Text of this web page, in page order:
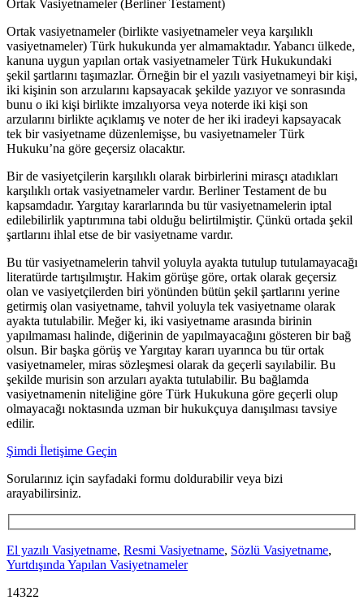
Ortak Vasiyetnameler (Berliner Testament)
Ortak vasiyetnameler (birlikte vasiyetnameler veya karşılıklı
vasiyetnameler) Türk hukukunda yer almamaktadır. Yabancı ülkede,
kanuna uygun yapılan ortak vasiyetnameler Türk Hukukundaki
şekil şartlarını taşımazlar. Örneğin bir el yazılı vasiyetnameyi bir kişi,
iki kişinin son arzularını kapsayacak şekilde yazıyor ve sonrasında
bunu o iki kişi birlikte imzalıyorsa veya noterde iki kişi son
arzularını birlikte açıklamış ve noter de her iki iradeyi kapsayacak
tek bir vasiyetname düzenlemişse, bu vasiyetnameler Türk
Hukuku’na göre geçersiz olacaktır.
Bir de vasiyetçilerin karşılıklı olarak birbirlerini mirasçı atadıkları
karşılıklı ortak vasiyetnameler vardır. Berliner Testament de bu
kapsamdadır. Yargıtay kararlarında bu tür vasiyetnamelerin iptal
edilebilirlik yaptırımına tabi olduğu belirtilmiştir. Çünkü ortada şekil
şartlarını ihlal etse de bir vasiyetname vardır.
Bu tür vasiyetnamelerin tahvil yoluyla ayakta tutulup tutulamayacağı
literatürde tartışılmıştır. Hakim görüşe göre, ortak olarak geçersiz
olan ve vasiyetçilerden biri yönünden bütün şekil şartlarını yerine
getirmiş olan vasiyetname, tahvil yoluyla tek vasiyetname olarak
ayakta tutulabilir. Meğer ki, iki vasiyetname arasında birinin
yapılmaması halinde, diğerinin de yapılmayacağını gösteren bir bağ
olsun. Bir başka görüş ve Yargıtay kararı uyarınca bu tür ortak
vasiyetnameler, miras sözleşmesi olarak da geçerli sayılabilir. Bu
şekilde murisin son arzuları ayakta tutulabilir. Bu bağlamda
vasiyetnamenin niteliğine göre Türk Hukukuna göre geçerli olup
olmayacağı noktasında uzman bir hukukçuya danışılması tavsiye
edilir.
Şimdi İletişime Geçin
Sorularınız için sayfadaki formu doldurabilir veya bizi
arayabilirsiniz.
El yazılı Vasiyetname, Resmi Vasiyetname, Sözlü Vasiyetname,
Yurtdışında Yapılan Vasiyetnameler
14322